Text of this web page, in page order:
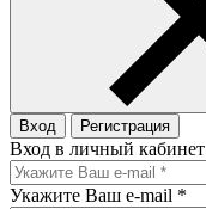
Вход Регистрация
Вход в личный кабинет
Укажите Ваш e-mail *